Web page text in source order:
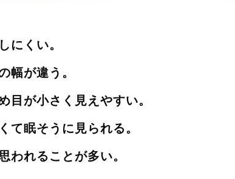
にくい。
幅が違う。
目が小さく見えやすい。
て眠そうに見られる。
われることが多い。